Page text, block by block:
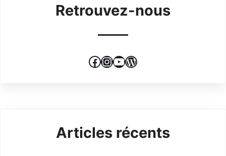
Retrouvez-nous
Facebook
Instagram
YouTube
WordPress
Articles récents